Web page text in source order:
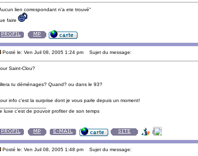
lien correspondant n'a ete trouvé"
faire
Posté le: Ven Juil 08, 2005 1:24 pm Sujet du message:
Saint-Clou?
tu déménages? Quand? ou dans le 93?
info c'est la surprise dont je vous parle depuis un moment!
luxe c'est de pouvoir profiter de son temps
Posté le: Ven Juil 08, 2005 1:48 pm Sujet du message: